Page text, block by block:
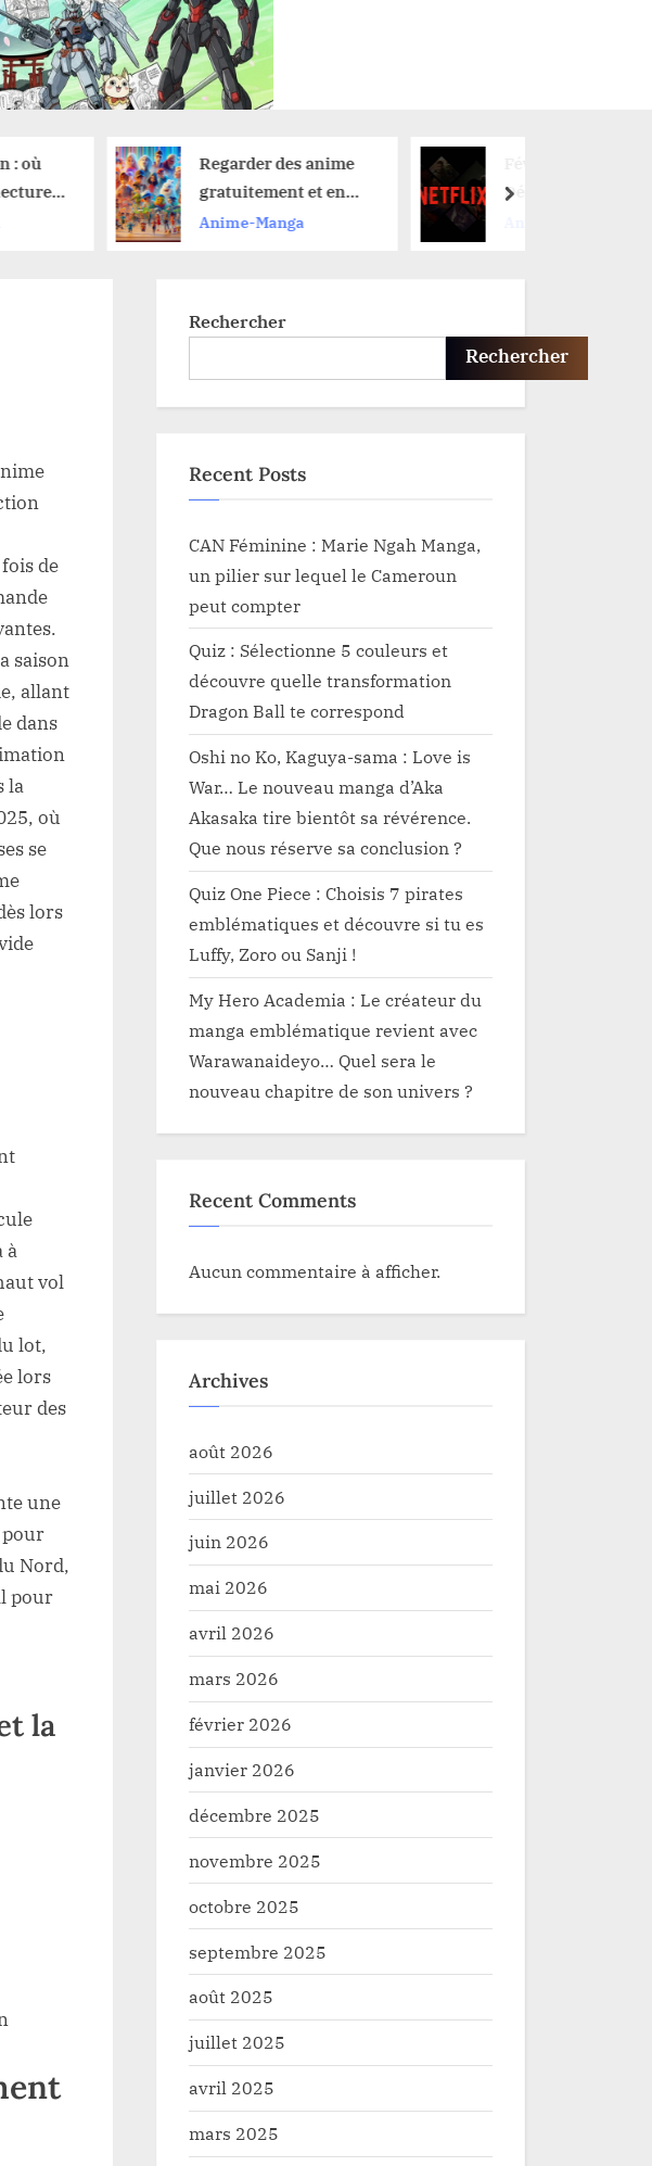
Regarder des anime
gratuitement et en
toute légalité : nos
astuces pour ne rien
Anime-Manga
Février 2026 :
Découvrez les
nouveautés anime sur
Netflix et leurs dates
Anime-Manga
next
de
saison
allant
dans
la
où
se
lors
à
vol
lot,
lors
des
une
pour
Nord,
pour
la
Rechercher
Rechercher
Recent Posts
CAN Féminine : Marie Ngah Manga,
un pilier sur lequel le Cameroun
peut compter
Quiz : Sélectionne 5 couleurs et
découvre quelle transformation
Dragon Ball te correspond
Oshi no Ko, Kaguya-sama : Love is
War… Le nouveau manga d’Aka
Akasaka tire bientôt sa révérence.
Que nous réserve sa conclusion ?
Quiz One Piece : Choisis 7 pirates
emblématiques et découvre si tu es
Luffy, Zoro ou Sanji !
My Hero Academia : Le créateur du
manga emblématique revient avec
Warawanaideyo… Quel sera le
nouveau chapitre de son univers ?
Recent Comments
Aucun commentaire à afficher.
Archives
août 2026
juillet 2026
juin 2026
mai 2026
avril 2026
mars 2026
février 2026
janvier 2026
décembre 2025
novembre 2025
octobre 2025
septembre 2025
août 2025
juillet 2025
avril 2025
mars 2025